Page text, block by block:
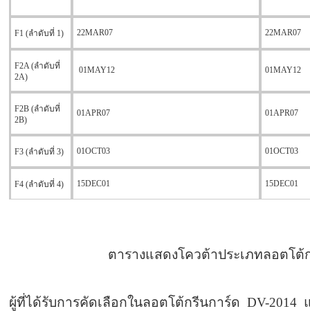
F1 (ลำดับที่ 1) 22MAR07 22MAR07
F2A (ลำดับที่
2A)
01MAY12 01MAY12
F2B (ลำดับที่
2B)
01APR07 01APR07
F3 (ลำดับที่ 3) 01OCT03 01OCT03
F4 (ลำดับที่ 4) 15DEC01 15DEC01
ตารางแสดงโควต้าประเภทลอตโต้
ผู้ที่ได้รับการคัดเลือกในลอตโต้กรีนการ์ด DV-2014